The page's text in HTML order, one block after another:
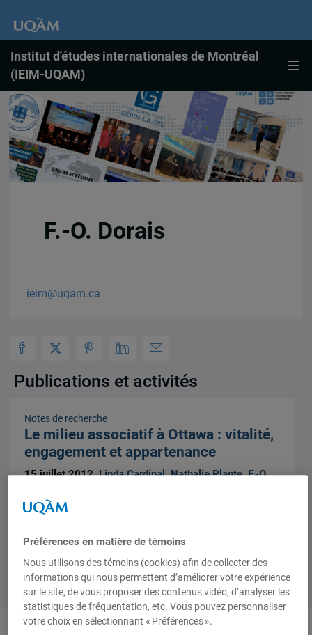
Institut d'études internationales de Montréal
(IEIM-UQAM)
F.-O. Dorais
ieim@uqam.ca
Publications et activités
Notes de recherche
Le milieu associatif à Ottawa : vitalité,
engagement et appartenance
15 juillet 2012,Linda Cardinal,Nathalie Plante,F.-O.
Préférences en matière de témoins
Nous utilisons des témoins (cookies) afin de collecter des
informations qui nous permettent d’améliorer votre expérience
sur le site, de vous proposer des contenus vidéo, d’analyser les
statistiques de fréquentation, etc. Vous pouvez personnaliser
votre choix en sélectionnant « Préférences ».